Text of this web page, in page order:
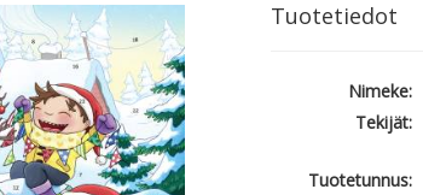
Tuotetiedot
Nimeke:
Tekijät:
Tuotetunnus: